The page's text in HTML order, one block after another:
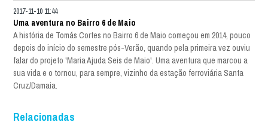
2017-11-10 11:44
Uma aventura no Bairro 6 de Maio
A história de Tomás Cortes no Bairro 6 de Maio começou em 2014, pouco
depois do início do semestre pós-Verão, quando pela primeira vez ouviu
falar do projeto 'Maria Ajuda Seis de Maio'. Uma aventura que marcou a
sua vida e o tornou, para sempre, vizinho da estação ferroviária Santa
Cruz/Damaia.
Relacionadas